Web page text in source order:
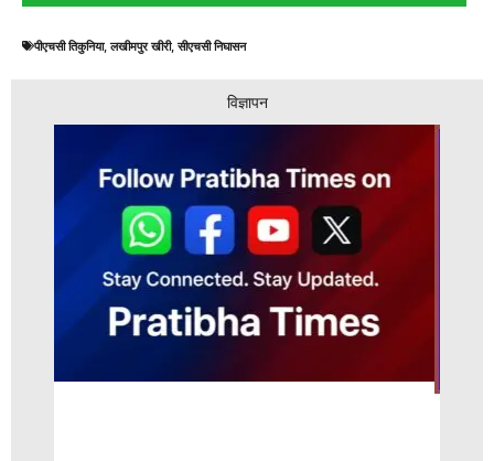
पीएचसी तिकुनिया,लखीमपुर खीरी,सीएचसी निघासन
विज्ञापन